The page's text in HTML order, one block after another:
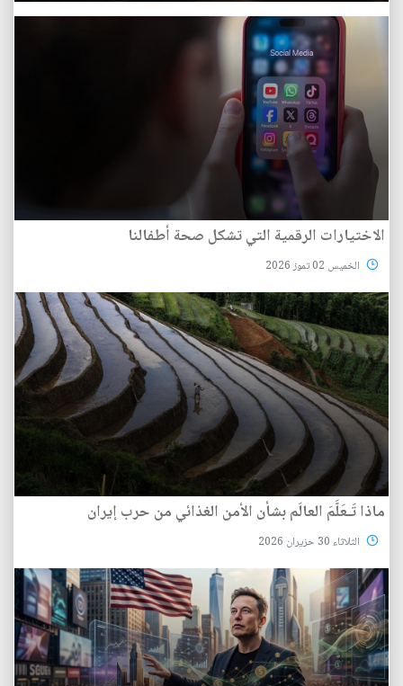
الاختيارات الرقمية التي تشكل صحة أطفالنا
الخميس 02 تموز 2026
ماذا تَـعَلَّمَ العالَم بشأن الأمن الغذائي من حرب إيران
الثلاثاء 30 حزيران 2026